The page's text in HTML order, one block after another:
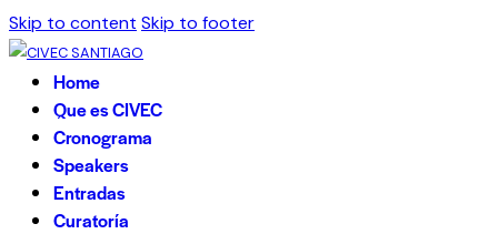
Skip to content Skip to footer
Home
Que es CIVEC
Cronograma
Speakers
Entradas
Curatoría